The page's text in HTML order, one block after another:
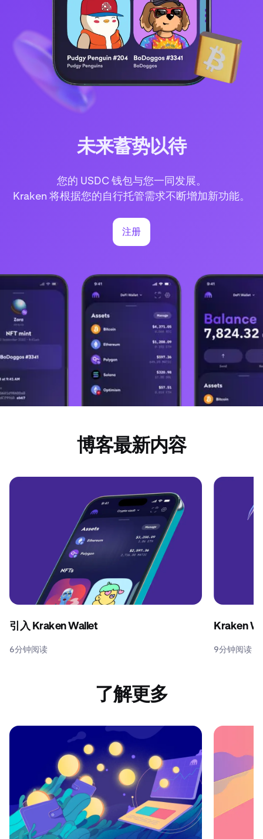
未来蓄势以待
您的 USDC 钱包与您一同发展。
Kraken 将根据您的自行托管需求不断增加新功能。
注册
博客最新内容
引入 Kraken Wallet
6分钟阅读
Kraken
9分钟阅读
了解更多